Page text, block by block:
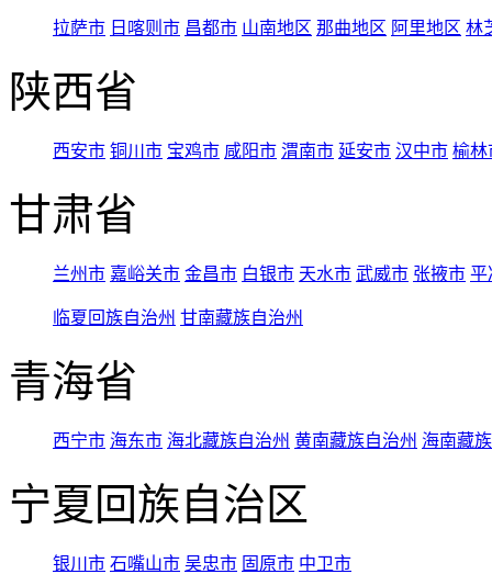
拉萨市 日喀则市 昌都市 山南地区 那曲地区 阿里地区 林
陕西省
西安市 铜川市 宝鸡市 咸阳市 渭南市 延安市 汉中市 榆林
甘肃省
兰州市 嘉峪关市 金昌市 白银市 天水市 武威市 张掖市 平
临夏回族自治州 甘南藏族自治州
青海省
西宁市 海东市 海北藏族自治州 黄南藏族自治州 海南藏
宁夏回族自治区
银川市 石嘴山市 吴忠市 固原市 中卫市